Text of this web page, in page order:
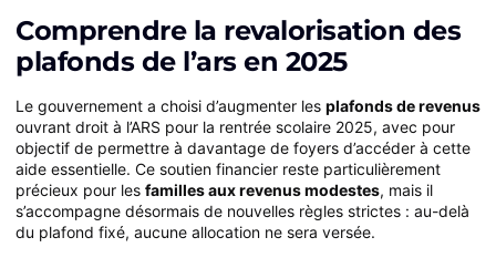
Comprendre la revalorisation des
plafonds de l’ars en 2025
Le gouvernement a choisi d’augmenter les plafonds de revenus
ouvrant droit à l’ARS pour la rentrée scolaire 2025, avec pour
objectif de permettre à davantage de foyers d’accéder à cette
aide essentielle. Ce soutien financier reste particulièrement
précieux pour les familles aux revenus modestes, mais il
s’accompagne désormais de nouvelles règles strictes : au-delà
du plafond fixé, aucune allocation ne sera versée.